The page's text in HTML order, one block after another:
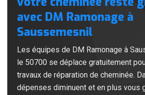
avec DM Ramonage à
Saussemesnil
Les équipes de DM Ramonage à
le 50700 se déplace gratuitement
travaux de réparation de cheminée.
dépenses diminuent et en plus vous